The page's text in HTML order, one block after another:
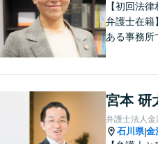
【初回法
弁護士在籍
ある事務所
宮本 研
弁護士法人
石川県|金